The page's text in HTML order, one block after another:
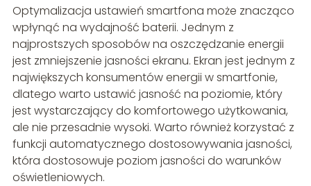
Optymalizacja ustawień smartfona może znacząco
wpłynąć na wydajność baterii. Jednym z
najprostszych sposobów na oszczędzanie energii
jest zmniejszenie jasności ekranu. Ekran jest jednym z
największych konsumentów energii w smartfonie,
dlatego warto ustawić jasność na poziomie, który
jest wystarczający do komfortowego użytkowania,
ale nie przesadnie wysoki. Warto również korzystać z
funkcji automatycznego dostosowywania jasności,
która dostosowuje poziom jasności do warunków
oświetleniowych.